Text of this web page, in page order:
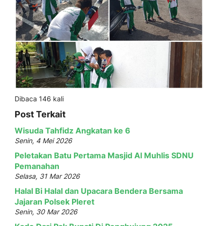
Dibaca 146 kali
Post Terkait
Wisuda Tahfidz Angkatan ke 6
Senin, 4 Mei 2026
Peletakan Batu Pertama Masjid Al Muhlis SDNU
Pemanahan
Selasa, 31 Mar 2026
Halal Bi Halal dan Upacara Bendera Bersama
Jajaran Polsek Pleret
Senin, 30 Mar 2026